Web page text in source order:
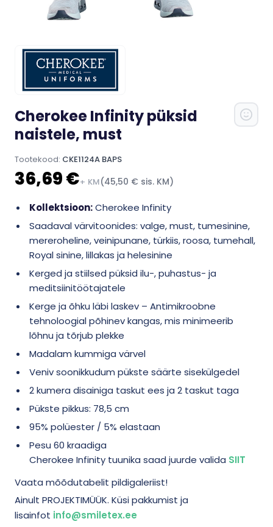
Cherokee Infinity püksid
naistele, must
Tootekood: CKE1124A BAPS
36,69 €+ KM(45,50 € sis. KM)
Kollektsioon:Cherokee Infinity
Saadaval värvitoonides: valge, must, tumesinine,
mereroheline, veinipunane, türkiis, roosa, tumehall,
Royal sinine, lillakas ja helesinine
Kerged ja stiilsed püksid ilu-, puhastus- ja
meditsiinitöötajatele
Kerge ja õhku läbi laskev – Antimikroobne
tehnoloogial põhinev kangas, mis minimeerib
lõhnu ja tõrjub plekke
Madalam kummiga värvel
Veniv soonikkudum pükste säärte sisekülgedel
2 kumera disainiga taskut ees ja 2 taskut taga
Pükste pikkus: 78,5 cm
95% polüester / 5% elastaan
Pesu 60 kraadiga
Cherokee Infinity tuunika saad juurde valida SIIT
Vaata mõõdutabelit pildigaleriist!
Ainult PROJEKTIMÜÜK. Küsi pakkumist ja
lisainfot info@smiletex.ee